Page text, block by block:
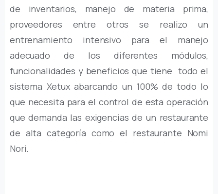
de inventarios, manejo de materia prima,
proveedores entre otros se realizo un
entrenamiento intensivo para el manejo
adecuado de los diferentes módulos,
funcionalidades y beneficios que tiene todo el
sistema Xetux abarcando un 100% de todo lo
que necesita para el control de esta operación
que demanda las exigencias de un restaurante
de alta categoría como el restaurante Nomi
Nori.